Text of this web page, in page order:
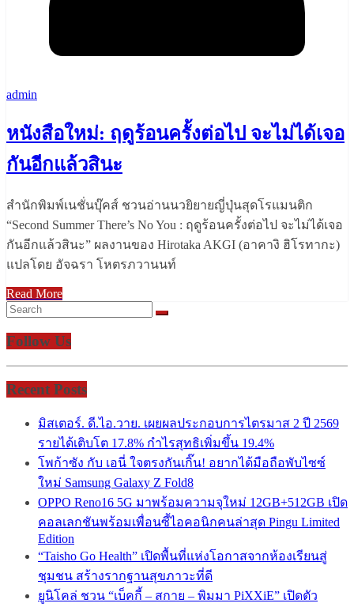
admin
หนังสือใหม่: ฤดูร้อนครั้งต่อไป จะไม่ได้เจอ
กันอีกแล้วสินะ
สำนักพิมพ์เนชั่นบุ๊คส์ ชวนอ่านนวยิยายญี่ปุ่นสุดโรแมนติก
“Second Summer There’s No You : ฤดูร้อนครั้งต่อไป จะไม่ได้เจอ
กันอีกแล้วสินะ” ผลงานของ Hirotaka AKGI (อาคางิ ฮิโรทากะ)
แปลโดย อัจฉรา โหตรภวานนท์
Read More
Follow Us
Recent Posts
มิสเตอร์. ดี.ไอ.วาย. เผยผลประกอบการไตรมาส 2 ปี 2569
รายได้เติบโต 17.8% กำไรสุทธิเพิ่มขึ้น 19.4%
โพก้าซัง กับ เอนี่ ใจตรงกันเกิ๊น! อยากได้มือถือพับไซซ์
ใหม่ Samsung Galaxy Z Fold8
OPPO Reno16 5G มาพร้อมความจุใหม่ 12GB+512GB เปิด
คอลเลกชันพร้อมเพื่อนซี้ไอคอนิกคนล่าสุด Pingu Limited
Edition
“Taisho Go Health” เปิดพื้นที่แห่งโอกาสจากห้องเรียนสู่
ชุมชน สร้างรากฐานสุขภาวะที่ดี
ยูนิโคล่ ชวน “เบ็คกี้ – สกาย – พิมมา PiXXiE” เปิดตัว